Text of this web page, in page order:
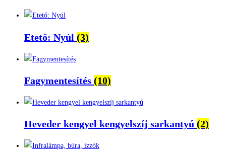
Etető: Nyúl (3)
Fagymentesítés (10)
Heveder kengyel kengyelszíj sarkantyú (2)